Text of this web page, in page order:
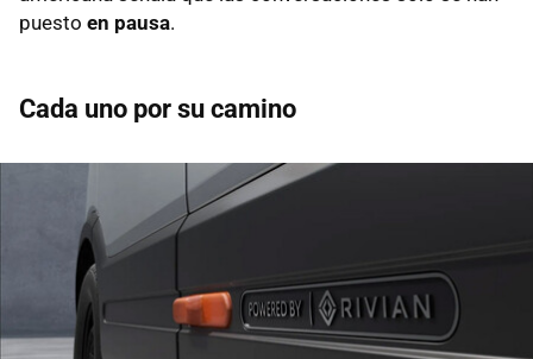
puesto en pausa.
Cada uno por su camino